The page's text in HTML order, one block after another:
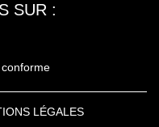
SUR :
LÉGALES